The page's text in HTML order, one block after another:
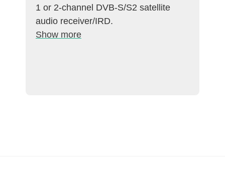
1 or 2-channel DVB-S/S2 satellite
audio receiver/IRD.
Show more